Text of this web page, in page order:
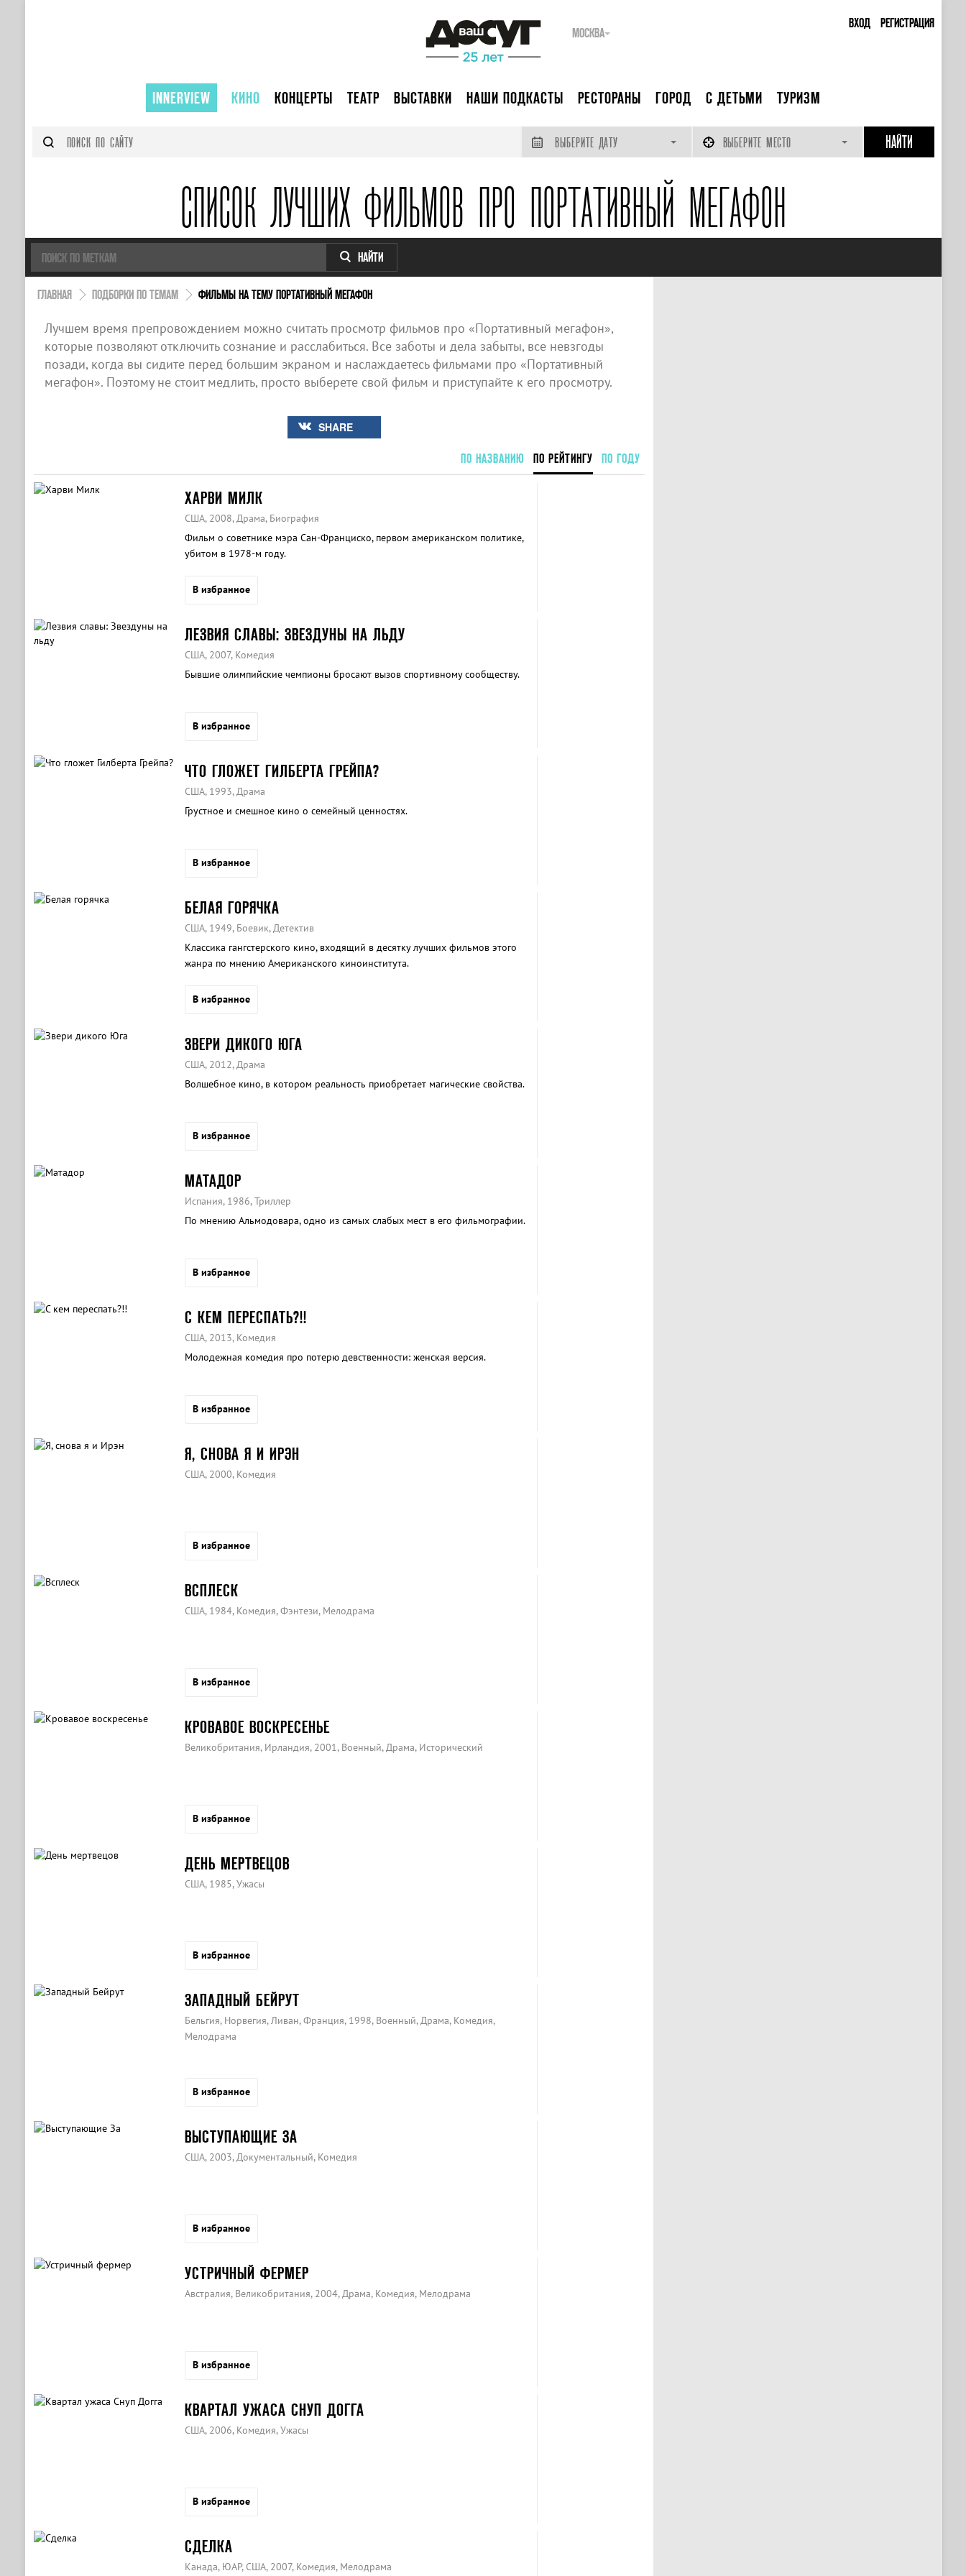
ВХОД РЕГИСТРАЦИЯ
МОСКВА
INNERVIEW КИНО КОНЦЕРТЫ ТЕАТР ВЫСТАВКИ НАШИ ПОДКАСТЫ РЕСТОРАНЫ ГОРОД С ДЕТЬМИ ТУРИЗМ
ВЫБЕРИТЕ ДАТУ ВЫБЕРИТЕ МЕСТО
СПИСОК ЛУЧШИХ ФИЛЬМОВ ПРО ПОРТАТИВНЫЙ МЕГАФОН
НАЙТИ
ГЛАВНАЯ ПОДБОРКИ ПО ТЕМАМ ФИЛЬМЫ НА ТЕМУ ПОРТАТИВНЫЙ МЕГАФОН
Лучшем время препровождением можно считать просмотр фильмов про «Портативный мегафон»,
которые позволяют отключить сознание и расслабиться. Все заботы и дела забыты, все невзгоды
позади, когда вы сидите перед большим экраном и наслаждаетесь фильмами про «Портативный
мегафон». Поэтому не стоит медлить, просто выберете свой фильм и приступайте к его просмотру.
SHARE
ПО НАЗВАНИЮ ПО РЕЙТИНГУ ПО ГОДУ
ХАРВИ МИЛК
США, 2008, Драма, Биография
Фильм о советнике мэра Сан-Франциско, первом американском политике,
убитом в 1978-м году.
В избранное
ЛЕЗВИЯ СЛАВЫ: ЗВЕЗДУНЫ НА ЛЬДУ
США, 2007, Комедия
Бывшие олимпийские чемпионы бросают вызов спортивному сообществу.
В избранное
ЧТО ГЛОЖЕТ ГИЛБЕРТА ГРЕЙПА?
США, 1993, Драма
Грустное и смешное кино о семейный ценностях.
В избранное
БЕЛАЯ ГОРЯЧКА
США, 1949, Боевик, Детектив
Классика гангстерского кино, входящий в десятку лучших фильмов этого
жанра по мнению Американского киноинститута.
В избранное
ЗВЕРИ ДИКОГО ЮГА
США, 2012, Драма
Волшебное кино, в котором реальность приобретает магические свойства.
В избранное
МАТАДОР
Испания, 1986, Триллер
По мнению Альмодовара, одно из самых слабых мест в его фильмографии.
В избранное
С КЕМ ПЕРЕСПАТЬ?!!
США, 2013, Комедия
Молодежная комедия про потерю девственности: женская версия.
В избранное
Я, СНОВА Я И ИРЭН
США, 2000, Комедия
В избранное
ВСПЛЕСК
США, 1984, Комедия, Фэнтези, Мелодрама
В избранное
КРОВАВОЕ ВОСКРЕСЕНЬЕ
Великобритания, Ирландия, 2001, Военный, Драма, Исторический
В избранное
ДЕНЬ МЕРТВЕЦОВ
США, 1985, Ужасы
В избранное
ЗАПАДНЫЙ БЕЙРУТ
Бельгия, Норвегия, Ливан, Франция, 1998, Военный, Драма, Комедия,
Мелодрама
В избранное
ВЫСТУПАЮЩИЕ ЗА
США, 2003, Документальный, Комедия
В избранное
УСТРИЧНЫЙ ФЕРМЕР
Австралия, Великобритания, 2004, Драма, Комедия, Мелодрама
В избранное
КВАРТАЛ УЖАСА СНУП ДОГГА
США, 2006, Комедия, Ужасы
В избранное
СДЕЛКА
Канада, ЮАР, США, 2007, Комедия, Мелодрама